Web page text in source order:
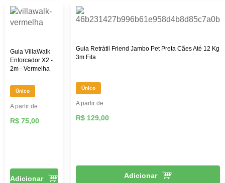
Guia VillaWalk
Enforcador X2 -
2m - Vermelha
Único
A partir de
R$ 75,00
Adicionar
Guia Retrátil Friend Jambo Pet Preta Cães Até 12 Kg
3m Fita
Único
A partir de
R$ 129,00
Adicionar